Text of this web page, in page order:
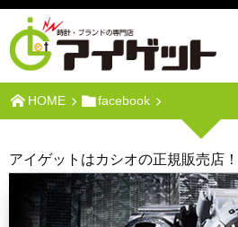
HOME facebook
アイゲットはカシオの正規販売店！